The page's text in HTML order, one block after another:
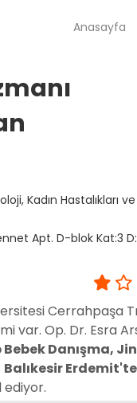
Anasayfa
Doç.
Adana
Tüm
Kadın Hastalıkları
Apt. D-blok Kat:3
Cerrahpaşa
var. Op. Dr. Esra
Bebek Danışma,
Balıkesir Erdemit'te
ediyor.